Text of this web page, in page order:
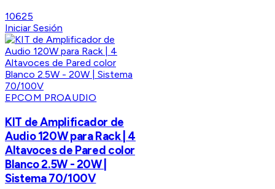
10625
Iniciar Sesión
EPCOM PROAUDIO
KIT de Amplificador de
Audio 120W para Rack | 4
Altavoces de Pared color
Blanco 2.5W - 20W |
Sistema 70/100V